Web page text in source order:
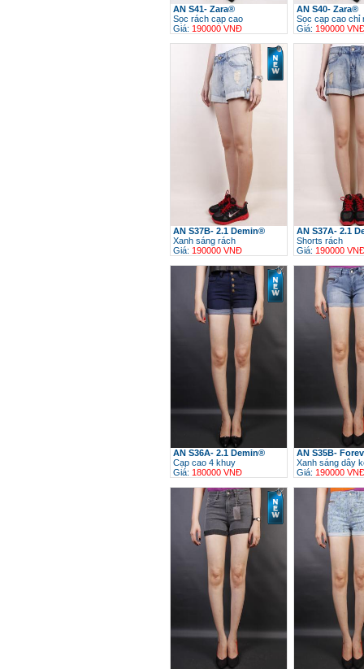
AN S41- Zara®
Sọc rách cạp cao
Giá: 190000 VNĐ
AN S40- Zara®
Sọc cạp cao chỉ
Giá: 190000
AN S37B- 2.1 Demin®
Xanh sáng rách
Giá: 190000 VNĐ
AN S37A- 2.1
Shorts rách
Giá: 190000
AN S36A- 2.1 Demin®
Cạp cao 4 khuy
Giá: 180000 VNĐ
AN S35B-
Xanh sáng dây
Giá: 190000